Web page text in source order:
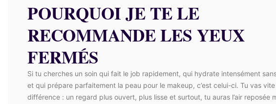
POURQUOI JE TE LE
RECOMMANDE LES YEUX
FERMÉS
Si tu cherches un soin qui fait le job rapidement, qui hydrate intensément
et qui prépare parfaitement la peau pour le makeup, c’est celui-ci. Tu vas
différence : un regard plus ouvert, plus lisse et surtout, tu auras l’air reposée